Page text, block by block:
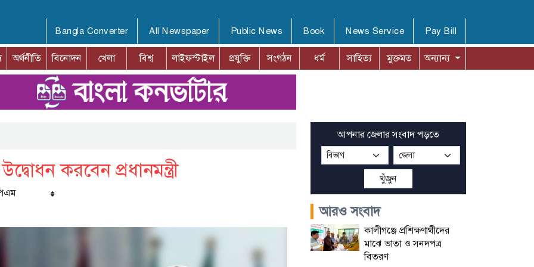
Bangla Converter All Newspaper Public News Book News Service Pay Bill
অর্থনীতি বিনোদন খেলা বিশ্ব লাইফস্টাইল প্রযুক্তি সংগঠন ধর্ম সাহিত্য মুক্তমত অন্যান্য
করবেন প্রধানমন্ত্রী
আপনার জেলার সংবাদ পড়তে
খুঁজুন
আরও সংবাদ
কালীগঞ্জে প্রশিক্ষণার্থীদের
মাঝে ভাতা ও সনদপত্র
বিতরণ